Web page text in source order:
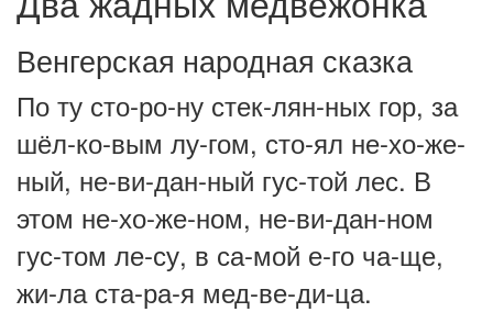
Венгерская народная сказка
По ту сто-ро-ну стек-лян-ных гор, за
шёл-ко-вым лу-гом, сто-ял не-хо-же-
ный, не-ви-дан-ный гус-той лес. В
этом не-хо-же-ном, не-ви-дан-ном
гус-том ле-су, в са-мой е-го ча-ще,
жи-ла ста-ра-я мед-ве-ди-ца.